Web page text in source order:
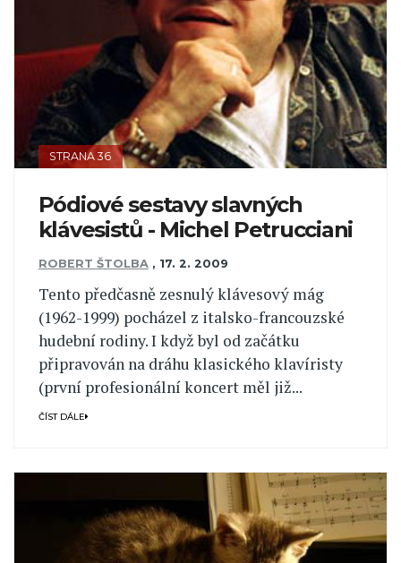
STRANA 36
Pódiové sestavy slavných
klávesistů - Michel Petrucciani
ROBERT ŠTOLBA , 17. 2. 2009
Tento předčasně zesnulý klávesový mág
(1962-1999) pocházel z italsko-francouzské
hudební rodiny. I když byl od začátku
připravován na dráhu klasického klavíristy
(první profesionální koncert měl již...
ČÍST DÁLE